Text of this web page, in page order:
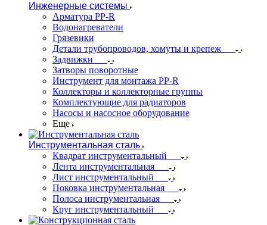
Инженерные системы
Арматура PP-R
Водонагреватели
Грязевики
Детали трубопроводов, хомуты и крепеж
Задвижки
Затворы поворотные
Инструмент для монтажа PP-R
Коллекторы и коллекторные группы
Комплектующие для радиаторов
Насосы и насосное оборудование
Еще
Инструментальная сталь
Квадрат инструментальный
Лента инструментальная
Лист инструментальный
Поковка инструментальная
Полоса инструментальная
Круг инструментальный